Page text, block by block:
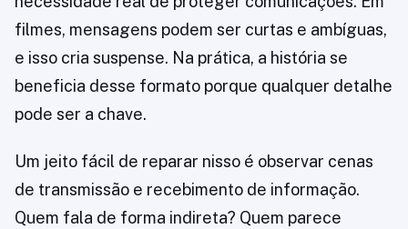
filmes, mensagens podem ser curtas e ambíguas,
e isso cria suspense. Na prática, a história se
beneficia desse formato porque qualquer detalhe
pode ser a chave.
Um jeito fácil de reparar nisso é observar cenas
de transmissão e recebimento de informação.
Quem fala de forma indireta? Quem parece